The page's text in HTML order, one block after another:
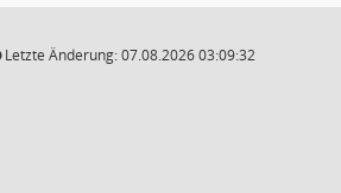
Letzte Änderung: 07.08.2026 03:09:32